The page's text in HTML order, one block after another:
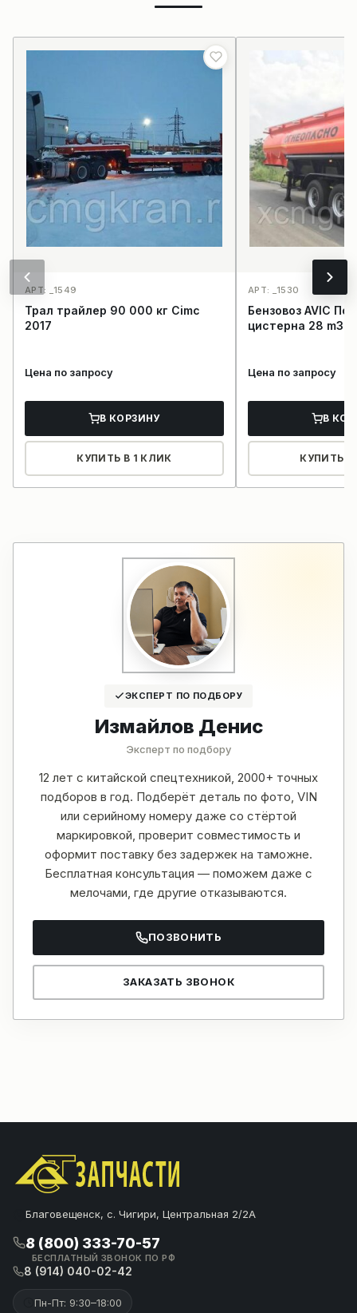
АРТ: _1549
Трал трайлер 90 000 кг Cimc
2017
Цена по запросу
В КОРЗИНУ
КУПИТЬ В 1 КЛИК
АРТ: _1530
Бензовоз AVIC
цистерна 28 m3
Цена по запросу
В
КУПИТЬ В
ЭКСПЕРТ ПО ПОДБОРУ
Измайлов Денис
Эксперт по подбору
12 лет с китайской спецтехникой, 2000+ точных
подборов в год. Подберёт деталь по фото, VIN
или серийному номеру даже со стёртой
маркировкой, проверит совместимость и
оформит поставку без задержек на таможне.
Бесплатная консультация — поможем даже с
мелочами, где другие отказываются.
ПОЗВОНИТЬ
ЗАКАЗАТЬ ЗВОНОК
Благовещенск, с. Чигири, Центральная 2/2А
8 (800) 333-70-57
БЕСПЛАТНЫЙ ЗВОНОК ПО РФ
8 (914) 040-02-42
Пн-Пт: 9:30–18:00